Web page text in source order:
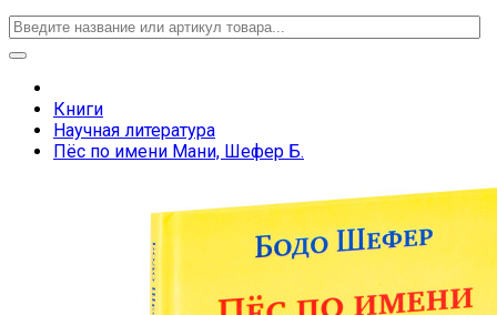
Книги
Научная литература
Пёс по имени Мани, Шефер Б.